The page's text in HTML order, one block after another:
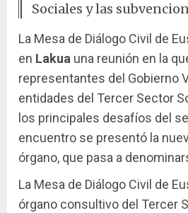
Sociales y las
La Mesa de Diálogo Civil de
en Lakua una reunión en la
representantes del Gobierno
entidades del Tercer Sector
los principales desafíos del
encuentro se presentó la
órgano, que pasa a
La Mesa de Diálogo Civil de
órgano consultivo del Tercer